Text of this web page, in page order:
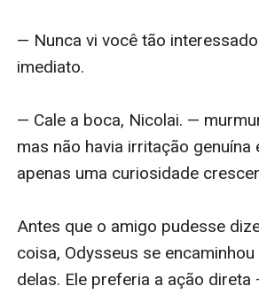
— Nunca vi você tão
imediato.
— Cale a boca, Nicolai. —
mas não havia irritação genuína
apenas uma curiosidade
Antes que o amigo pudesse
coisa, Odysseus se
delas. Ele preferia a ação direta